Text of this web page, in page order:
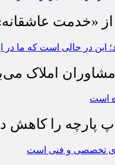
«خدمت
املاک
پارچه را کاهش